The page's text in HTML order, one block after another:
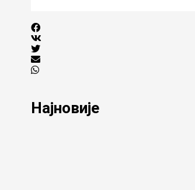
Најновије